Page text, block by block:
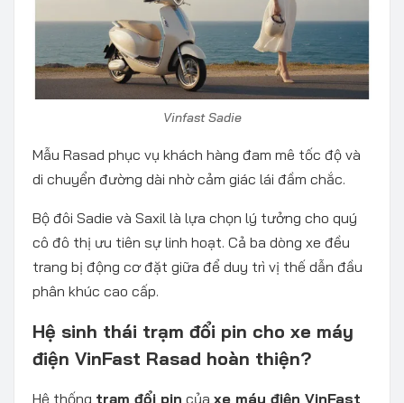
Vinfast Sadie
Mẫu Rasad phục vụ khách hàng đam mê tốc độ và
di chuyển đường dài nhờ cảm giác lái đầm chắc.
Bộ đôi Sadie và Saxil là lựa chọn lý tưởng cho quý
cô đô thị ưu tiên sự linh hoạt. Cả ba dòng xe đều
trang bị động cơ đặt giữa để duy trì vị thế dẫn đầu
phân khúc cao cấp.
Hệ sinh thái trạm đổi pin cho xe máy
điện VinFast Rasad hoàn thiện?
Hệ thống trạm đổi pin của xe máy điện VinFast